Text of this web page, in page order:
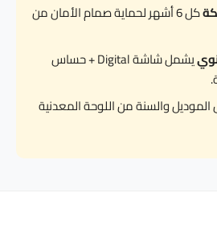
كل 6 أشهر لحماية صمام الأمان من
يشمل شاشة Digital + حساس
والسنة من اللوحة المعدنية